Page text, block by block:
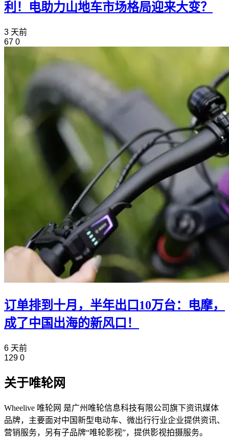
利！电助力山地车市场格局迎来大变？
3 天前
67 0
订单排到十月，半年出口10万台：电摩，
成了中国出海的新风口！
6 天前
129 0
关于唯轮网
Wheelive 唯轮网 是广州唯轮信息科技有限公司旗下资讯媒体
品牌，主要面对中国新型电动车、微出行行业企业提供资讯、
营销服务，另有子品牌“唯轮影视”，提供影视拍摄服务。